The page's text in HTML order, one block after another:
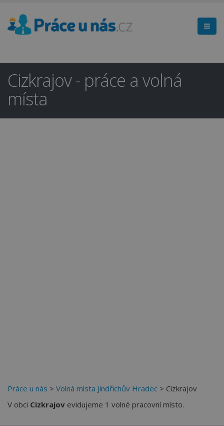
Cizkrajov - práce a volná
místa
Práce u nás > Volná místa Jindřichův Hradec > Cizkrajov
V obci Cizkrajov evidujeme 1 volné pracovní místo.